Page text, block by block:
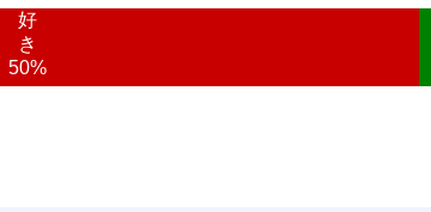
好
き
50%